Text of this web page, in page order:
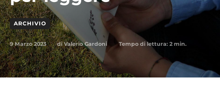
ARCHIVIO
9 Marzo 2023 di Valerio Gardoni Tempo di lettura: 2min.